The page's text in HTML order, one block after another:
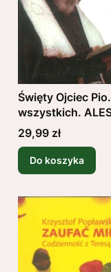
Święty Ojciec
wszystkich.
RIPABOTTONI
Cena
29,99 zł
Do koszyka